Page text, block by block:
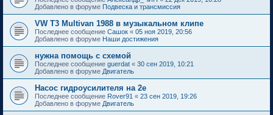
Добавлено в форуме Подвеска и трансмиссия
VW T3 Multivan 1988 в музыкальном клипе
Последнее сообщение Сашок « 05 ноя 2019, 20:56
Добавлено в форуме Наши достижения
нужна помощь с схемой
Последнее сообщение guerdat « 30 сен 2019, 10:21
Добавлено в форуме Двигатель
Насос гидроусилителя на 2е
Последнее сообщение Rover91 « 23 сен 2019, 19:26
Добавлено в форуме Двигатель